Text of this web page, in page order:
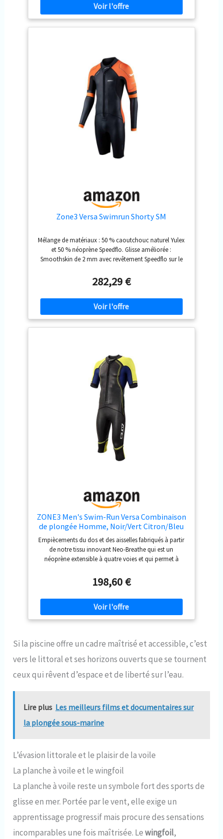
facile à utiliser et coutures plates pour plus de confort
Grande poche arrière zippée et poches intérieures
comme sur la combinaison Evolution
Zone3 Versa Swimrun Shorty SM
Mélange de matériaux : 50 % caoutchouc naturel Yulex
et 50 % néoprène Speedflo. Glisse améliorée :
Smoothskin de 2 mm avec revêtement Speedflo sur le
Matériaux durables : double doublure en caoutchouc
naturel Yulex de 2 mm pour plus de chaleur, d'étirement
et de résistance à l'abrasion. Coutures plates : assure
confort et flexibilité dans toute la combinaison. 3
poches pour les objets essentiels.
282,29 €
ZONE3 Men's Swim-Run Versa Combinaison
de plongée Homme, Noir/Vert Citron/Bleu
Marine, S
Empiècements du dos et des aisselles fabriqués à partir
de notre tissu innovant Neo-Breathe qui est un
néoprène extensible à quatre voies et qui permet à
protégeant contre le froid et l'eau. Panneaux d'épaules
de 2 mm d'épaisseur aux couleurs vives pour plus de
flexibilité et de visibilité et tissu Speedflo sur le devant de
la poitrine pour réduire la traînée dans l'eau. Manches
séparées de 2 mm pour permettre une plus grande
Gator plus durable sur les jambes pour plus de durabilité
sur les terrains accidentés, avec une longueur de jambe
étendue pour couvrir les genoux pour plus de chaleur et
de protection. Fermeture Éclair avant avec cordon pour
un accès facile et respirabilité / contrôle de la
198,60 €
Si la piscine offre un cadre maîtrisé et accessible, c’est
vers le littoral et ses horizons ouverts que se tournent
ceux qui rêvent d’espace et de liberté sur l’eau.
Lire plus Les meilleurs films et documentaires sur
la plongée sous-marine
L’évasion littorale et le plaisir de la voile
La planche à voile et le wingfoil
La planche à voile reste un symbole fort des sports de
glisse en mer. Portée par le vent, elle exige un
apprentissage progressif mais procure des sensations
incomparables une fois maîtrisée. Lewingfoil,